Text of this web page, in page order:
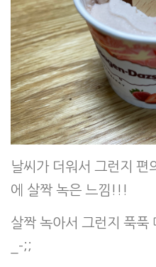
날씨가 더워서 그런지 편
에 살짝 녹은 느낌!!!
살짝 녹아서 그런지 푹푹
_-;;